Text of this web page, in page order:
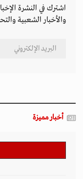
اشترك في النشرة
والأخبار الشعبية
أخبار مميزة